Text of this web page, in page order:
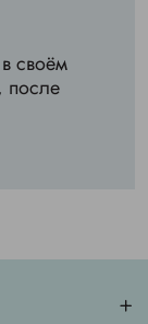
своём
после